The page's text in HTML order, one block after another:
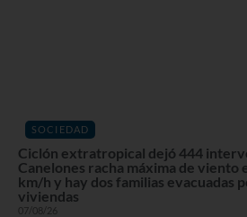
SOCIEDAD
Ciclón extratropical dejó 444
Canelones racha máxima de viento
km/h y hay dos familias evacuadas
viviendas
07/08/26